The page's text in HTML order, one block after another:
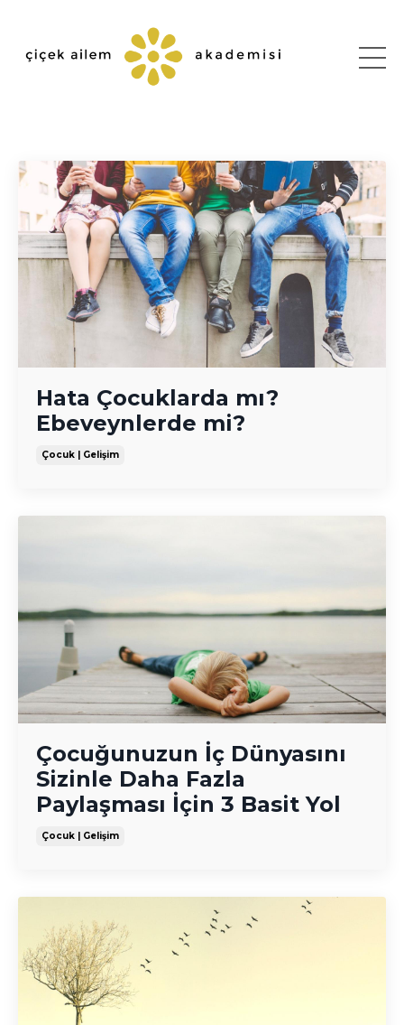
Hata Çocuklarda mı?
Ebeveynlerde mi?
Çocuk | Gelişim
Çocuğunuzun İç Dünyasını
Sizinle Daha Fazla
Paylaşması İçin 3 Basit Yol
Çocuk | Gelişim